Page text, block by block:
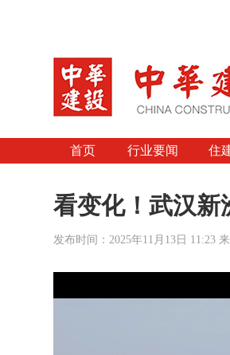
首页 行业要闻 住
看变化！武汉新
发布时间：2025年11月13日 11:23